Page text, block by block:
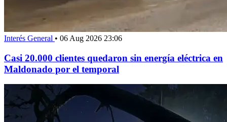
Interés General • 06 Aug 2026 23:06
Casi 20.000 clientes quedaron sin energía eléctrica en
Maldonado por el temporal